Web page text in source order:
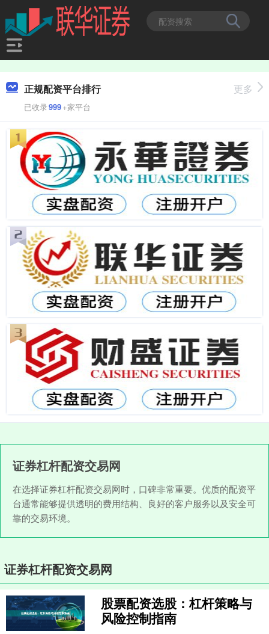
正规配资平台排行
已收录999+家平台
更多
证券杠杆配资交易网
在选择证券杠杆配资交易网时，口碑非常重要。优质的配资平
台通常能够提供透明的费用结构、良好的客户服务以及安全可
靠的交易环境。
证券杠杆配资交易网
股票配资选股：杠杆策略与
风险控制指南